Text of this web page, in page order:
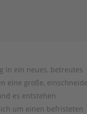
in ein neues, betreutes
eine große,
es entstehen
um einen befristeten